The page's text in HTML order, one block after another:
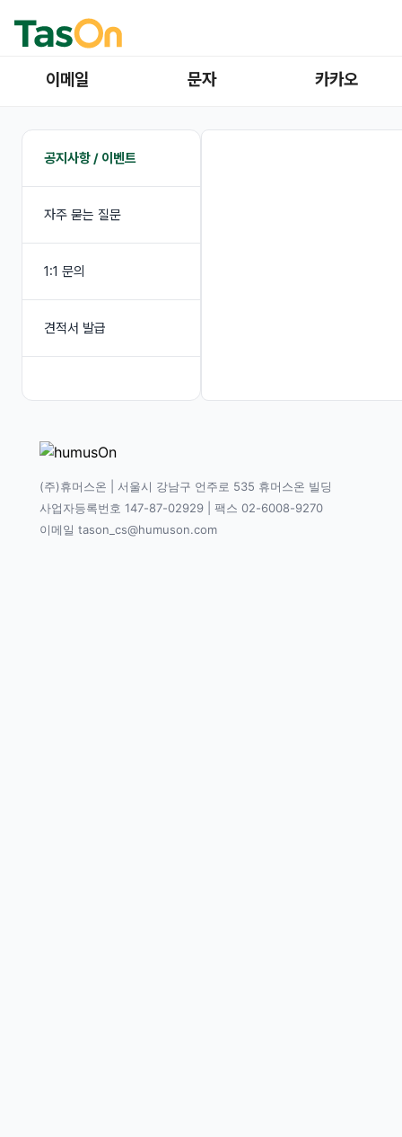
이메일 문자 카카오
공지사항 / 이벤트
자주 묻는 질문
1:1 문의
견적서 발급
(주)휴머스온 | 서울시 강남구 언주로 535 휴머스온 빌딩
사업자등록번호 147-87-02929 | 팩스 02-6008-9270
이메일 tason_cs@humuson.com